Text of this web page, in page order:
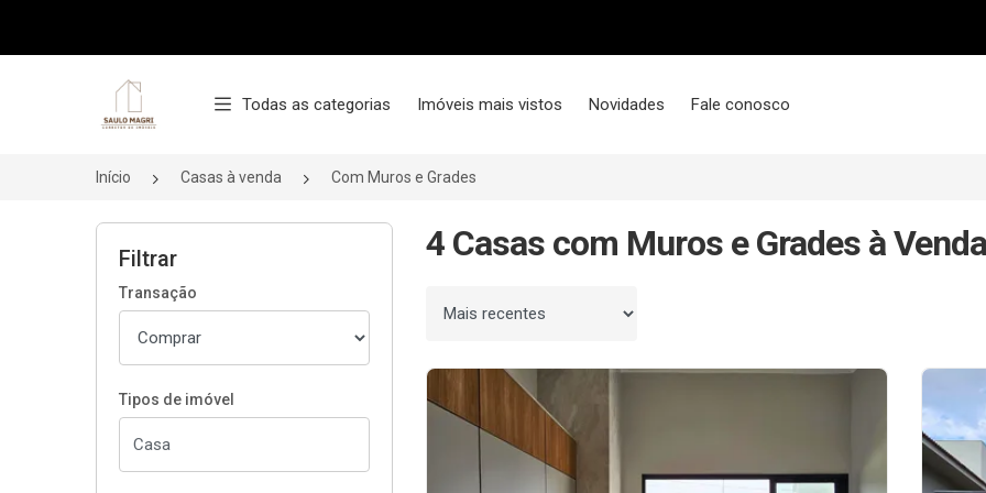
Página inicial
Todas as categorias Imóveis mais vistos Novidades Fale conosco
Início Casas à venda Com Muros e Grades
Filtrar
Transação
Tipos de imóvel
4 Casas com Muros e Grades à Venda
Ordenar por